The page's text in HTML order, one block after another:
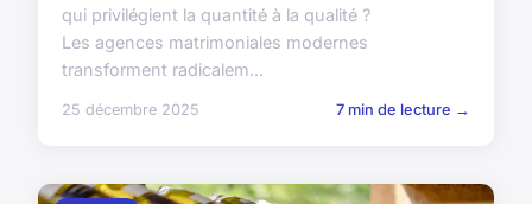
qui privilégient la quantité à la qualité ?
Les agences matrimoniales modernes
transforment radicalem...
25 décembre 2025 7 min de lecture →